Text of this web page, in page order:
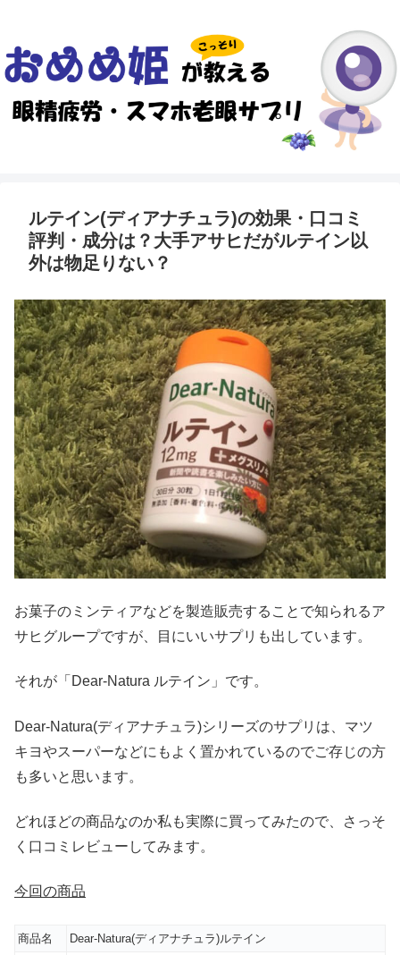
ルテイン(ディアナチュラ)の効果・口コミ
評判・成分は？大手アサヒだがルテイン以
外は物足りない？
お菓子のミンティアなどを製造販売することで知られるア
サヒグループですが、目にいいサプリも出しています。
それが「Dear-Natura ルテイン」です。
Dear-Natura(ディアナチュラ)シリーズのサプリは、マツ
キヨやスーパーなどにもよく置かれているのでご存じの方
も多いと思います。
どれほどの商品なのか私も実際に買ってみたので、さっそ
く口コミレビューしてみます。
今回の商品
商品名
Dear-Natura(ディアナチュラ)ルテイン